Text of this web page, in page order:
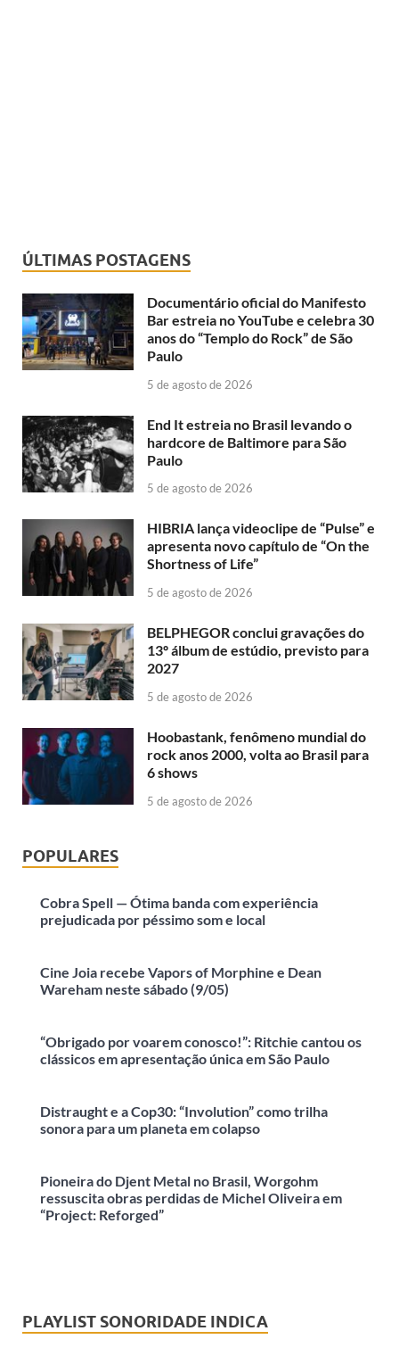
ÚLTIMAS POSTAGENS
Documentário oficial do Manifesto
Bar estreia no YouTube e celebra 30
anos do “Templo do Rock” de São
Paulo
5 de agosto de 2026
End It estreia no Brasil levando o
hardcore de Baltimore para São
Paulo
5 de agosto de 2026
HIBRIA lança videoclipe de “Pulse” e
apresenta novo capítulo de “On the
Shortness of Life”
5 de agosto de 2026
BELPHEGOR conclui gravações do
13º álbum de estúdio, previsto para
2027
5 de agosto de 2026
Hoobastank, fenômeno mundial do
rock anos 2000, volta ao Brasil para
6 shows
5 de agosto de 2026
POPULARES
Cobra Spell — Ótima banda com experiência
prejudicada por péssimo som e local
Cine Joia recebe Vapors of Morphine e Dean
Wareham neste sábado (9/05)
“Obrigado por voarem conosco!”: Ritchie cantou os
clássicos em apresentação única em São Paulo
Distraught e a Cop30: “Involution” como trilha
sonora para um planeta em colapso
Pioneira do Djent Metal no Brasil, Worgohm
ressuscita obras perdidas de Michel Oliveira em
“Project: Reforged”
PLAYLIST SONORIDADE INDICA